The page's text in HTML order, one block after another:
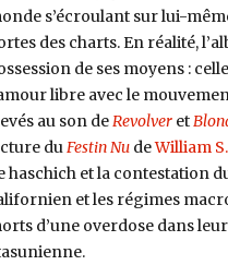
s’écroulant sur lui-
des charts. En réalité,
de ses moyens :
libre avec le
au son deRevolver et
duFestin NudeWilliam
haschich et la contestation
et les régimes
d’une overdose dans